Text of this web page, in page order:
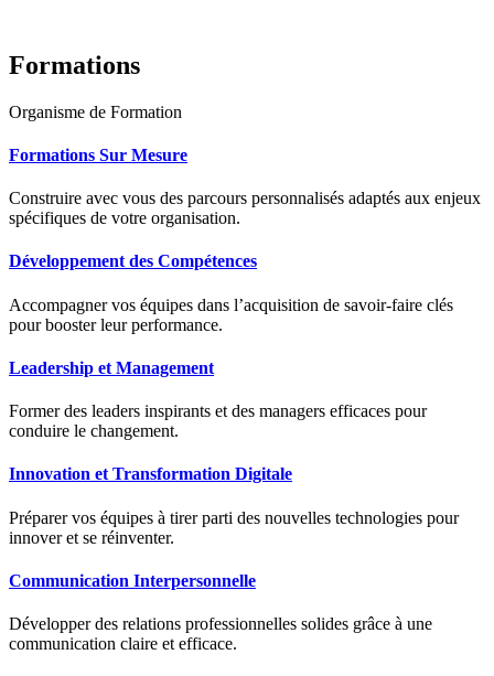
Formations
Organisme de Formation
Formations Sur Mesure
Construire avec vous des parcours personnalisés adaptés aux enjeux
spécifiques de votre organisation.
Développement des Compétences
Accompagner vos équipes dans l’acquisition de savoir-faire clés
pour booster leur performance.
Leadership et Management
Former des leaders inspirants et des managers efficaces pour
conduire le changement.
Innovation et Transformation Digitale
Préparer vos équipes à tirer parti des nouvelles technologies pour
innover et se réinventer.
Communication Interpersonnelle
Développer des relations professionnelles solides grâce à une
communication claire et efficace.